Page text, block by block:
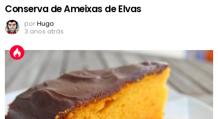
Conserva de Ameixas de Elvas
porHugo
3 anos atrás